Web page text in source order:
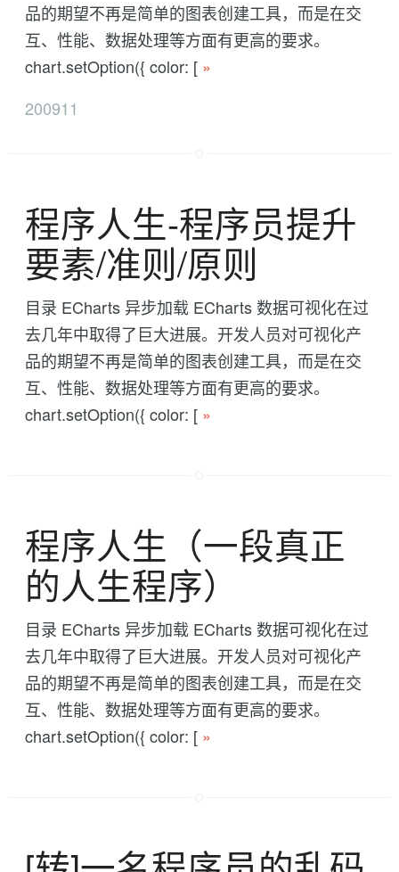
品的期望不再是简单的图表创建工具，而是在交
互、性能、数据处理等方面有更高的要求。
chart.setOption({ color: [ »
200911
程序人生-程序员提升
要素/准则/原则
目录 ECharts 异步加载 ECharts 数据可视化在过
去几年中取得了巨大进展。开发人员对可视化产
品的期望不再是简单的图表创建工具，而是在交
互、性能、数据处理等方面有更高的要求。
chart.setOption({ color: [ »
程序人生（一段真正
的人生程序）
目录 ECharts 异步加载 ECharts 数据可视化在过
去几年中取得了巨大进展。开发人员对可视化产
品的期望不再是简单的图表创建工具，而是在交
互、性能、数据处理等方面有更高的要求。
chart.setOption({ color: [ »